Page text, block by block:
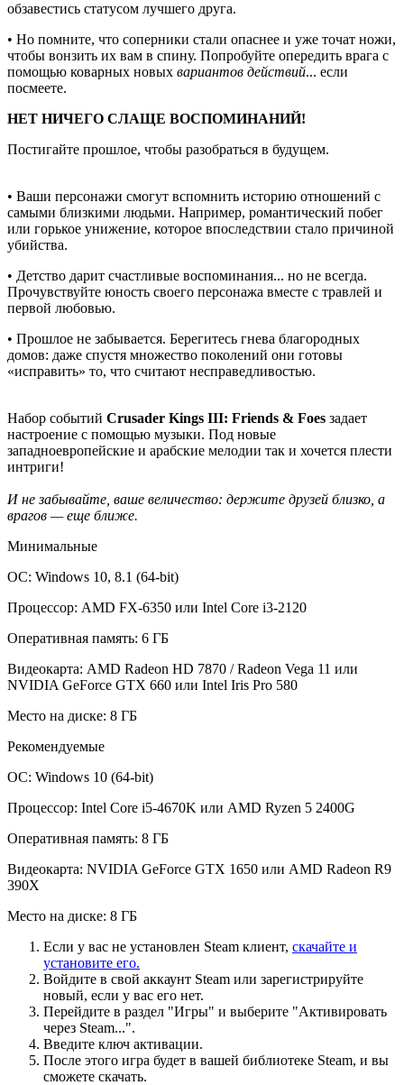
обзавестись статусом лучшего друга.
• Но помните, что соперники стали опаснее и уже точат ножи,
чтобы вонзить их вам в спину. Попробуйте опередить врага с
помощью коварных новых вариантов действий... если
посмеете.
НЕТ НИЧЕГО СЛАЩЕ ВОСПОМИНАНИЙ!
Постигайте прошлое, чтобы разобраться в будущем.
• Ваши персонажи смогут вспомнить историю отношений с
самыми близкими людьми. Например, романтический побег
или горькое унижение, которое впоследствии стало причиной
убийства.
• Детство дарит счастливые воспоминания... но не всегда.
Прочувствуйте юность своего персонажа вместе с травлей и
первой любовью.
• Прошлое не забывается. Берегитесь гнева благородных
домов: даже спустя множество поколений они готовы
«исправить» то, что считают несправедливостью.
Набор событий Crusader Kings III: Friends & Foes задает
настроение с помощью музыки. Под новые
западноевропейские и арабские мелодии так и хочется плести
интриги!
И не забывайте, ваше величество: держите друзей близко, а
врагов — еще ближе.
Минимальные
ОС: Windows 10, 8.1 (64-bit)
Процессор: AMD FX-6350 или Intel Core i3-2120
Оперативная память: 6 ГБ
Видеокарта: AMD Radeon HD 7870 / Radeon Vega 11 или
NVIDIA GeForce GTX 660 или Intel Iris Pro 580
Место на диске: 8 ГБ
Рекомендуемые
ОС: Windows 10 (64-bit)
Процессор: Intel Core i5-4670K или AMD Ryzen 5 2400G
Оперативная память: 8 ГБ
Видеокарта: NVIDIA GeForce GTX 1650 или AMD Radeon R9
390X
Место на диске: 8 ГБ
Если у вас не установлен Steam клиент, скачайте и
установите его.
Войдите в свой аккаунт Steam или зарегистрируйте
новый, если у вас его нет.
Перейдите в раздел "Игры" и выберите "Активировать
через Steam...".
Введите ключ активации.
После этого игра будет в вашей библиотеке Steam, и вы
сможете скачать.